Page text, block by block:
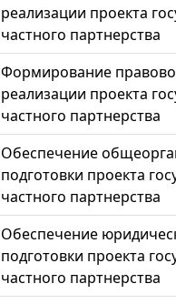
реализации проекта
частного партнерства
Формирование
реализации проекта
частного партнерства
Обеспечение
подготовки проекта
частного партнерства
Обеспечение
подготовки проекта
частного партнерства